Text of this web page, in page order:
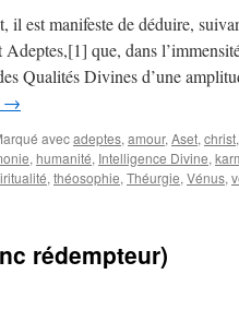
il est manifeste de déduire,
que, dans
Qualités Divines d’une
→
avecadeptes, amour, Aset, christ,
, humanité, Intelligence Divine,
, théosophie, Théurgie, Vénus,
rédempteur)